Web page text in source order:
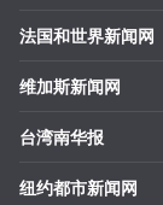
法国和世界新闻网
维加斯新闻网
台湾南华报
纽约都市新闻网